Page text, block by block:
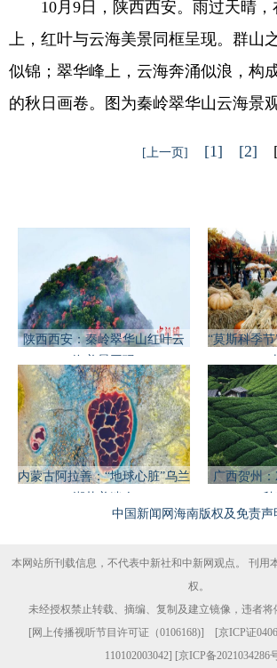
10月9日，陕西西安。雨过天晴，
上，红叶与云海美景同框呈现。群山
似锦；翠华峰上，云海奔涌似浪，构
的秋日画卷。图为秦岭翠华山云海景观
[上一页] [1] [2]
陕西西安：秦岭翠华山红叶云
“莫斯科季
内蒙古阿拉善：“地球心脏”乌兰
广西贺州
中国新闻网海南版权及免责声
本网站所刊载信息，不代表中新社和中新网观点。 刊用
权。
未经授权禁止转载、摘编、复制及建立镜像，违者将
[网上传播视听节目许可证（0106168)] [京ICP证
110102003042] [京ICP备2021034286